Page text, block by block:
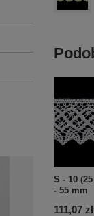
S - 10
- 55 mm
111,07 zł